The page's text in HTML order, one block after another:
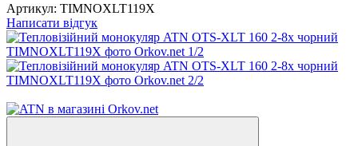
Артикул: TIMNOXLT119X
Написати відгук